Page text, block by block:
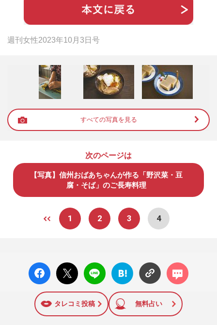
週刊女性2023年10月3日号
すべての写真を見る
次のページは
【写真】信州おばあちゃんが作る「野沢菜・豆
腐・そば」のご長寿料理
1 2 3 4
facebo
ok い
X ポス
ト
LINE
はてな
ブック
に追加
コメン
ト
タレコミ投稿 無料占い